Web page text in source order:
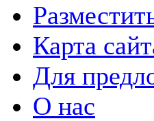
Карта
Для
О нас